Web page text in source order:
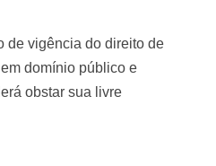
de vigência do direito de
domínio público e
obstar sua livre